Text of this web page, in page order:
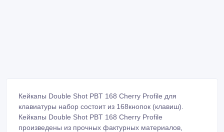
Кейкапы Double Shot PBT 168 Cherry Profile для
клавиатуры набор состоит из 168кнопок (клавиш).
Кейкапы Double Shot PBT 168 Cherry Profile
произведены из прочных фактурных материалов,